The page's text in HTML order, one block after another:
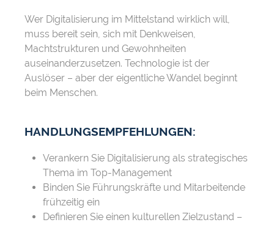
Wer Digitalisierung im Mittelstand wirklich will,
muss bereit sein, sich mit Denkweisen,
Machtstrukturen und Gewohnheiten
auseinanderzusetzen. Technologie ist der
Auslöser – aber der eigentliche Wandel beginnt
beim Menschen.
HANDLUNGSEMPFEHLUNGEN:
Verankern Sie Digitalisierung als strategisches
Thema im Top-Management
Binden Sie Führungskräfte und Mitarbeitende
frühzeitig ein
Definieren Sie einen kulturellen Zielzustand –